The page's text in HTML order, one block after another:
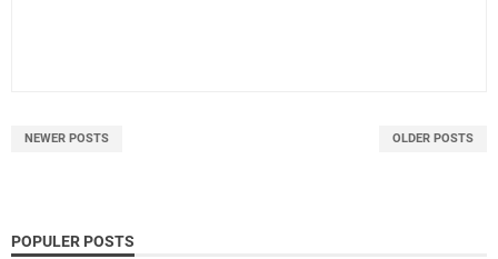
NEWER POSTS OLDER POSTS
POPULER POSTS